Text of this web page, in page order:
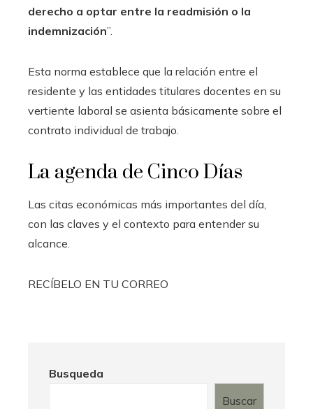
derecho a optar entre la readmisión o la
indemnización”.
Esta norma establece que la relación entre el
residente y las entidades titulares docentes en su
vertiente laboral se asienta básicamente sobre el
contrato individual de trabajo.
La agenda de Cinco Días
Las citas económicas más importantes del día,
con las claves y el contexto para entender su
alcance.
RECÍBELO EN TU CORREO
Busqueda
Buscar